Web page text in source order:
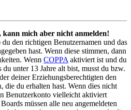
mich aber nicht anmelden!
den richtigen Benutzernamen und das
hast. Wenn diese stimmen, dann
Wenn COPPA aktiviert ist und du
du unter 13 Jahre alt bist, musst du bzw.
deiner Erziehungsberechtigten den
die du erhalten hast. Wenn dies nicht
Benutzerkonto vielleicht aktiviert
müssen alle neu angemeldeten